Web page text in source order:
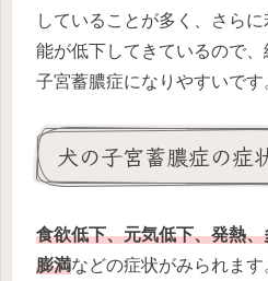
していることが多く、さら
能が低下してきているので、
子宮蓄膿症になりやすいです
犬の子宮蓄膿症の症
食欲低下、元気低下、発熱
膨満などの症状がみられます